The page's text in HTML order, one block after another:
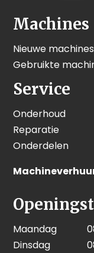
Machines
Nieuwe machines
Gebruikte
Service
Onderhoud
Reparatie
Onderdelen
Maandag
Dinsdag